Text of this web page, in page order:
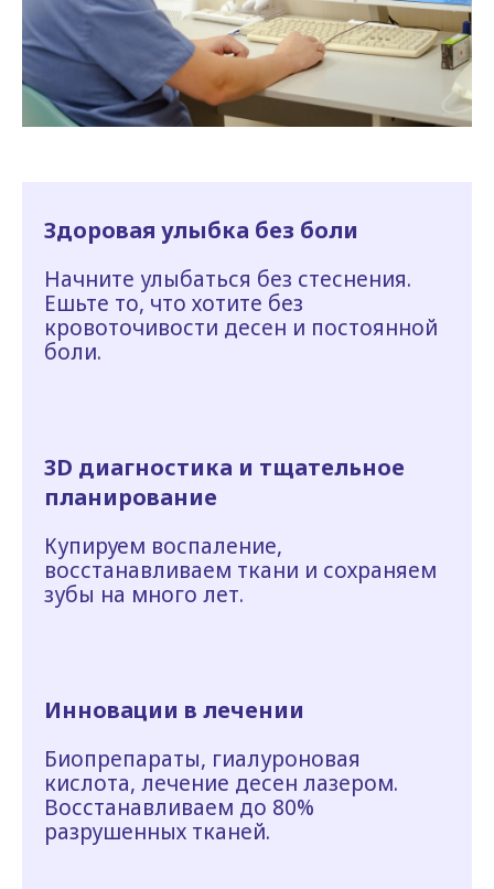
Здоровая улыбка без боли
Начните улыбаться без стеснения.
Ешьте то, что хотите без
кровоточивости десен и постоянной
боли.
3D диагностика и тщательное
планирование
Купируем воспаление,
восстанавливаем ткани и сохраняем
зубы на много лет.
Инновации в лечении
Биопрепараты, гиалуроновая
кислота, лечение десен лазером.
Восстанавливаем до 80%
разрушенных тканей.